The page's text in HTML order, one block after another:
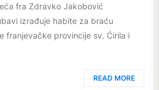
fra Zdravko Jakobović
izrađuje habite za braću
franjevačke provincije sv. Ćirila i
READ MORE